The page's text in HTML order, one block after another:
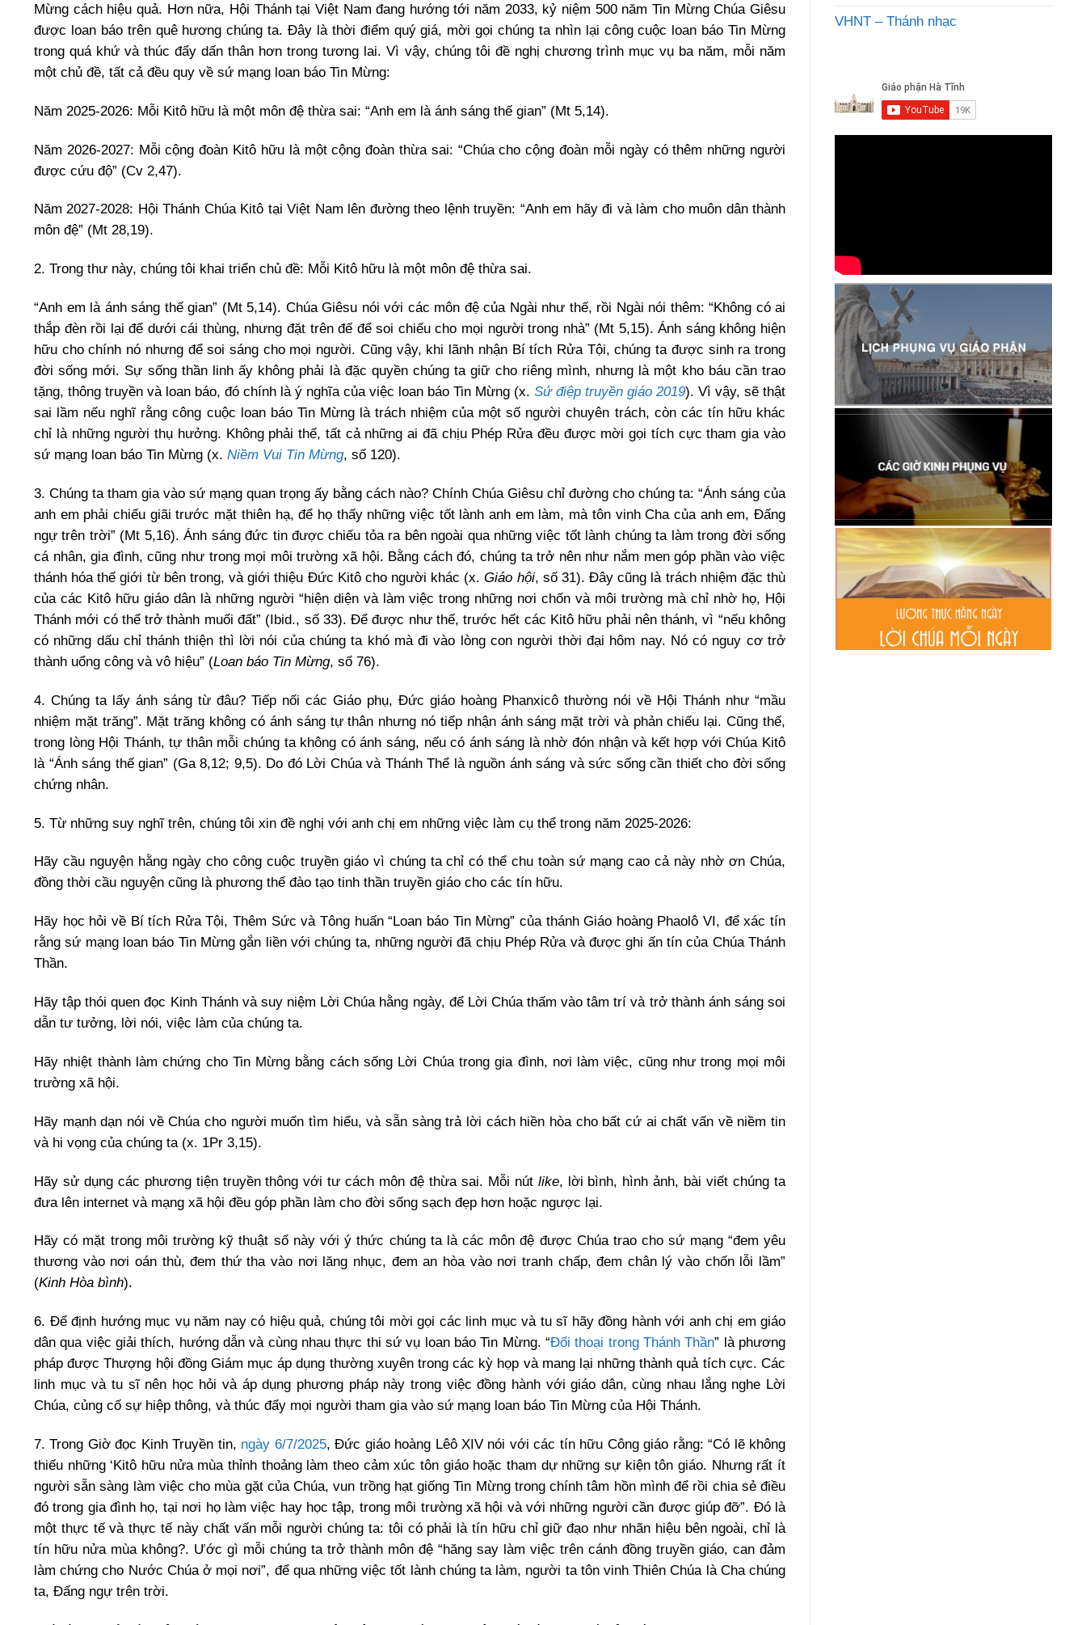
Mừng cách hiệu quả. Hơn nữa, Hội Thánh tại Việt Nam đang hướng tới năm 2033, kỷ niệm 500 năm Tin Mừng Chúa Giêsu
được loan báo trên quê hương chúng ta. Đây là thời điểm quý giá, mời gọi chúng ta nhìn lại công cuộc loan báo Tin Mừng
trong quá khứ và thúc đẩy dấn thân hơn trong tương lai. Vì vậy, chúng tôi đề nghị chương trình mục vụ ba năm, mỗi năm
một chủ đề, tất cả đều quy về sứ mạng loan báo Tin Mừng:
Năm 2025-2026: Mỗi Kitô hữu là một môn đệ thừa sai: “Anh em là ánh sáng thế gian” (Mt 5,14).
Năm 2026-2027: Mỗi cộng đoàn Kitô hữu là một cộng đoàn thừa sai: “Chúa cho cộng đoàn mỗi ngày có thêm những người
được cứu độ” (Cv 2,47).
Năm 2027-2028: Hội Thánh Chúa Kitô tại Việt Nam lên đường theo lệnh truyền: “Anh em hãy đi và làm cho muôn dân thành
môn đệ” (Mt 28,19).
2. Trong thư này, chúng tôi khai triển chủ đề: Mỗi Kitô hữu là một môn đệ thừa sai.
“Anh em là ánh sáng thế gian” (Mt 5,14). Chúa Giêsu nói với các môn đệ của Ngài như thế, rồi Ngài nói thêm: “Không có ai
thắp đèn rồi lại để dưới cái thùng, nhưng đặt trên đế để soi chiếu cho mọi người trong nhà” (Mt 5,15). Ánh sáng không hiện
hữu cho chính nó nhưng để soi sáng cho mọi người. Cũng vậy, khi lãnh nhận Bí tích Rửa Tội, chúng ta được sinh ra trong
đời sống mới. Sự sống thần linh ấy không phải là đặc quyền chúng ta giữ cho riêng mình, nhưng là một kho báu cần trao
tặng, thông truyền và loan báo, đó chính là ý nghĩa của việc loan báo Tin Mừng (x. Sứ điệp truyền giáo 2019). Vì vậy, sẽ thật
sai lầm nếu nghĩ rằng công cuộc loan báo Tin Mừng là trách nhiệm của một số người chuyên trách, còn các tín hữu khác
chỉ là những người thụ hưởng. Không phải thế, tất cả những ai đã chịu Phép Rửa đều được mời gọi tích cực tham gia vào
sứ mạng loan báo Tin Mừng (x. Niềm Vui Tin Mừng, số 120).
3. Chúng ta tham gia vào sứ mạng quan trọng ấy bằng cách nào? Chính Chúa Giêsu chỉ đường cho chúng ta: “Ánh sáng của
anh em phải chiếu giãi trước mặt thiên hạ, để họ thấy những việc tốt lành anh em làm, mà tôn vinh Cha của anh em, Đấng
ngự trên trời” (Mt 5,16). Ánh sáng đức tin được chiếu tỏa ra bên ngoài qua những việc tốt lành chúng ta làm trong đời sống
cá nhân, gia đình, cũng như trong mọi môi trường xã hội. Bằng cách đó, chúng ta trở nên như nắm men góp phần vào việc
thánh hóa thế giới từ bên trong, và giới thiệu Đức Kitô cho người khác (x.Giáo hội, số 31). Đây cũng là trách nhiệm đặc thù
của các Kitô hữu giáo dân là những người “hiện diện và làm việc trong những nơi chốn và môi trường mà chỉ nhờ họ, Hội
Thánh mới có thể trở thành muối đất” (Ibid., số 33). Để được như thế, trước hết các Kitô hữu phải nên thánh, vì “nếu không
có những dấu chỉ thánh thiện thì lời nói của chúng ta khó mà đi vào lòng con người thời đại hôm nay. Nó có nguy cơ trở
thành uổng công và vô hiệu” (Loan báo Tin Mừng, số 76).
4. Chúng ta lấy ánh sáng từ đâu? Tiếp nối các Giáo phụ, Đức giáo hoàng Phanxicô thường nói về Hội Thánh như “mầu
nhiệm mặt trăng”. Mặt trăng không có ánh sáng tự thân nhưng nó tiếp nhận ánh sáng mặt trời và phản chiếu lại. Cũng thế,
trong lòng Hội Thánh, tự thân mỗi chúng ta không có ánh sáng, nếu có ánh sáng là nhờ đón nhận và kết hợp với Chúa Kitô
là “Ánh sáng thế gian” (Ga 8,12; 9,5). Do đó Lời Chúa và Thánh Thể là nguồn ánh sáng và sức sống cần thiết cho đời sống
chứng nhân.
5. Từ những suy nghĩ trên, chúng tôi xin đề nghị với anh chị em những việc làm cụ thể trong năm 2025-2026:
Hãy cầu nguyện hằng ngày cho công cuộc truyền giáo vì chúng ta chỉ có thể chu toàn sứ mạng cao cả này nhờ ơn Chúa,
đồng thời cầu nguyện cũng là phương thế đào tạo tinh thần truyền giáo cho các tín hữu.
Hãy học hỏi về Bí tích Rửa Tội, Thêm Sức và Tông huấn “Loan báo Tin Mừng” của thánh Giáo hoàng Phaolô VI, để xác tín
rằng sứ mạng loan báo Tin Mừng gắn liền với chúng ta, những người đã chịu Phép Rửa và được ghi ấn tín của Chúa Thánh
Thần.
Hãy tập thói quen đọc Kinh Thánh và suy niệm Lời Chúa hằng ngày, để Lời Chúa thấm vào tâm trí và trở thành ánh sáng soi
dẫn tư tưởng, lời nói, việc làm của chúng ta.
Hãy nhiệt thành làm chứng cho Tin Mừng bằng cách sống Lời Chúa trong gia đình, nơi làm việc, cũng như trong mọi môi
trường xã hội.
Hãy mạnh dạn nói về Chúa cho người muốn tìm hiểu, và sẵn sàng trả lời cách hiền hòa cho bất cứ ai chất vấn về niềm tin
và hi vọng của chúng ta (x. 1Pr 3,15).
Hãy sử dụng các phương tiện truyền thông với tư cách môn đệ thừa sai. Mỗi nút like, lời bình, hình ảnh, bài viết chúng ta
đưa lên internet và mạng xã hội đều góp phần làm cho đời sống sạch đẹp hơn hoặc ngược lại.
Hãy có mặt trong môi trường kỹ thuật số này với ý thức chúng ta là các môn đệ được Chúa trao cho sứ mạng “đem yêu
thương vào nơi oán thù, đem thứ tha vào nơi lăng nhục, đem an hòa vào nơi tranh chấp, đem chân lý vào chốn lỗi lầm”
(Kinh Hòa bình).
6. Để định hướng mục vụ năm nay có hiệu quả, chúng tôi mời gọi các linh mục và tu sĩ hãy đồng hành với anh chị em giáo
dân qua việc giải thích, hướng dẫn và cùng nhau thực thi sứ vụ loan báo Tin Mừng. “Đối thoại trong Thánh Thần” là phương
pháp được Thượng hội đồng Giám mục áp dụng thường xuyên trong các kỳ họp và mang lại những thành quả tích cực. Các
linh mục và tu sĩ nên học hỏi và áp dụng phương pháp này trong việc đồng hành với giáo dân, cùng nhau lắng nghe Lời
Chúa, củng cố sự hiệp thông, và thúc đẩy mọi người tham gia vào sứ mạng loan báo Tin Mừng của Hội Thánh.
7. Trong Giờ đọc Kinh Truyền tin, ngày 6/7/2025, Đức giáo hoàng Lêô XIV nói với các tín hữu Công giáo rằng: “Có lẽ không
thiếu những ‘Kitô hữu nửa mùa thỉnh thoảng làm theo cảm xúc tôn giáo hoặc tham dự những sự kiện tôn giáo. Nhưng rất ít
người sẵn sàng làm việc cho mùa gặt của Chúa, vun trồng hạt giống Tin Mừng trong chính tâm hồn mình để rồi chia sẻ điều
đó trong gia đình họ, tại nơi họ làm việc hay học tập, trong môi trường xã hội và với những người cần được giúp đỡ”. Đó là
một thực tế và thực tế này chất vấn mỗi người chúng ta: tôi có phải là tín hữu chỉ giữ đạo như nhãn hiệu bên ngoài, chỉ là
tín hữu nửa mùa không?. Ước gì mỗi chúng ta trở thành môn đệ “hăng say làm việc trên cánh đồng truyền giáo, can đảm
làm chứng cho Nước Chúa ở mọi nơi”, để qua những việc tốt lành chúng ta làm, người ta tôn vinh Thiên Chúa là Cha chúng
ta, Đấng ngự trên trời.
VHNT – Thánh nhạc